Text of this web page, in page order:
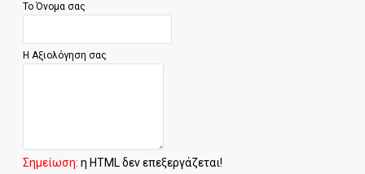
Το Όνομα σας
Η Αξιολόγηση σας
Σημείωση: η HTML δεν επεξεργάζεται!